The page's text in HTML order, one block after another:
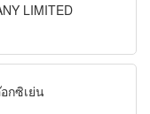
LIMITED
กซิเย่น